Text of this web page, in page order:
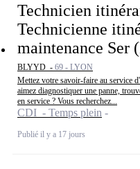
Technicien
Technicienne
maintenance Ser
BLYYD - 69 - LYON
Mettez votre savoir-faire au service
aimez diagnostiquer une panne,
en service ? Vous recherchez...
CDI - Temps plein
Publié il y a 17 jours